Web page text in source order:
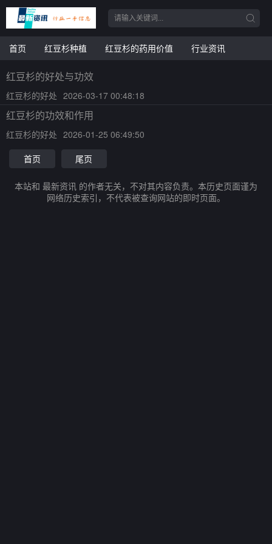
首页 红豆杉种植 红豆杉的药用价值 行业资讯
红豆杉的好处与功效
红豆杉的好处 2026-03-17 00:48:18
红豆杉的功效和作用
红豆杉的好处 2026-01-25 06:49:50
首页
尾页
本站和 最新资讯 的作者无关，不对其内容负责。本历史页面谨为
网络历史索引，不代表被查询网站的即时页面。